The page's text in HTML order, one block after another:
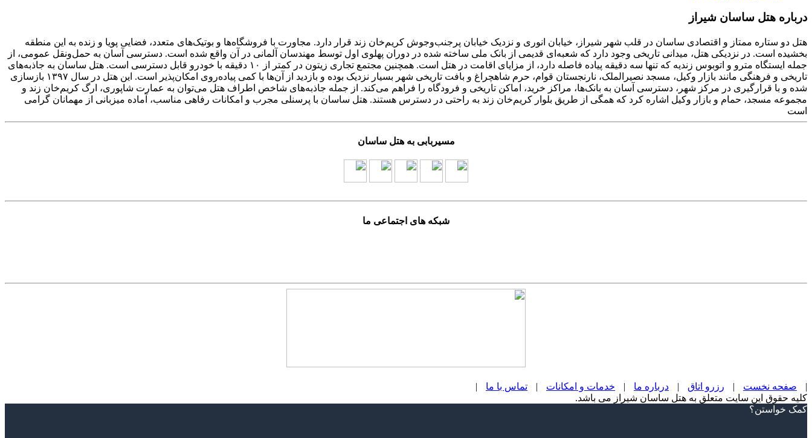
درباره هتل ساسان شیراز
هتل دو ستاره ممتاز و اقتصادی ساسان در قلب شهر شیراز، خیابان انوری و نزدیک خیابان پرجنب‌وجوش کریم‌خان زند قرار دارد. مجاورت با فروشگاه‌ها و بوتیک‌های متعدد، فضایی پویا و زنده به این منطقه
بخشیده است. در نزدیکی هتل، میدانی تاریخی وجود دارد که شعبه‌ای قدیمی از بانک ملی ساخته شده در دوران پهلوی اول توسط مهندسان آلمانی در آن واقع شده است. دسترسی آسان به حمل‌ونقل عمومی، از
جمله ایستگاه مترو و اتوبوس زندیه که تنها سه دقیقه پیاده فاصله دارد، از مزایای اقامت در هتل است. همچنین مجتمع تجاری زیتون در کمتر از ۱۰ دقیقه با خودرو قابل دسترسی است. هتل ساسان به جاذبه‌های
تاریخی و فرهنگی مانند بازار وکیل، مسجد نصیرالملک، نارنجستان قوام، حرم شاهچراغ و بافت تاریخی شهر بسیار نزدیک بوده و بازدید از آن‌ها با کمی پیاده‌روی امکان‌پذیر است. این هتل در سال ۱۳۹۷ بازسازی
شده و با قرارگیری در مرکز شهر، دسترسی آسان به بانک‌ها، مراکز خرید، اماکن تاریخی و فرودگاه را فراهم می‌کند. از جمله جاذبه‌های شاخص اطراف هتل می‌توان به عمارت شاپوری، ارگ کریم‌خان زند و
مجموعه مسجد، حمام و بازار وکیل اشاره کرد که همگی از طریق بلوار کریم‌خان زند به راحتی در دسترس هستند. هتل ساسان با پرسنلی مجرب و امکانات رفاهی مناسب، آماده میزبانی از مهمانان گرامی
است
مسیربابی به هتل ساسان
شبکه های اجتماعی ما
| صفحه نخست | رزرو اتاق | درباره ما | خدمات و امکانات | تماس با ما
|
کلیه حقوق این سایت متعلق به هتل ساسان شیراز می باشد.
Scroll
کمک خواستن؟